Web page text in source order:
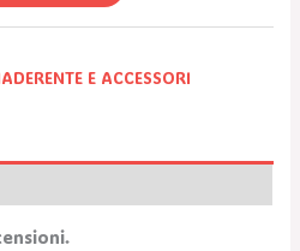
E ACCESSORI